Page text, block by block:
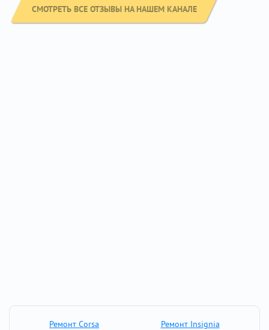
СМОТРЕТЬ ВСЕ ОТЗЫВЫ НА НАШЕМ КАНАЛЕ
Ремонт Corsa
Ремонт Insignia